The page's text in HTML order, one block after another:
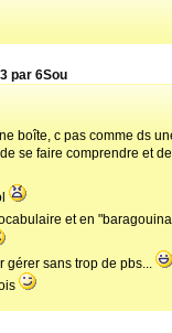
par 6Sou
boîte, c pas comme ds
se faire comprendre et
et en
gérer sans trop de pbs...